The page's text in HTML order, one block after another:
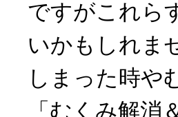
ですがこれら
いかもしれま
しまった時や
「むくみ解